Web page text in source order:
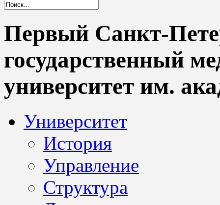
Первый Санкт-
государственный
университет им.
Университет
История
Управление
Структура